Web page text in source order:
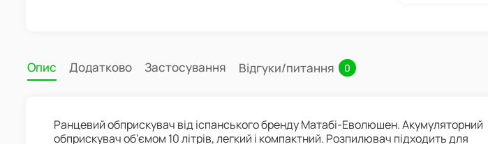
Опис Додатково Застосування Відгуки/питання 0
Ранцевий обприскувач від іспанського бренду Матабі-Еволюшен. Акумуляторний
обприскувач об’ємом 10 літрів, легкий і компактний. Розпилювач підходить для